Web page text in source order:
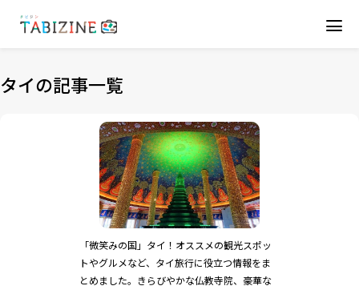
タイの記事一覧
「微笑みの国」タイ！オススメの観光スポッ
トやグルメなど、タイ旅行に役立つ情報をま
とめました。きらびやかな仏教寺院、豪華な